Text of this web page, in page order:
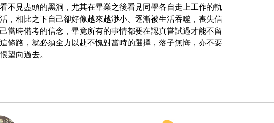
不見盡頭的黑洞，尤其在畢業之後看見同學各自走上工作的軌
，相比之下自己卻好像越來越渺小、逐漸被生活吞噬，喪失信
當時備考的信念，畢竟所有的事情都要在認真嘗試過才能不留
條路，就必須全力以赴不愧對當時的選擇，落子無悔，亦不要
望向過去。